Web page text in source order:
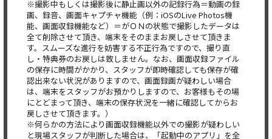
※撮影中もしくは撮影後に静止画以外の記録行為＝動画の録
画、録音、画面キャプチャ機能（例：iOSのLive Photos機
能、画面収録機能など）＝がＯＮの状態で撮影したデータは
全て削除させて頂き、端末をそのままお戻しさせて頂きま
す。スムーズな進行を妨害する不正行為ですので、撮り直
し・特典券のお戻しは致しません。なお、画面収録ファイル
の保存に時間がかかり、スタッフが即時確認しても保存が確
認出来ない状況がありますので、画面録画が疑わしい場合
は、端末をスタッフがお預かりしますので、お客様もその場
にとどまって頂き、端末の保存状況を一緒に確認してからお
戻しさせて頂きます。）
※何らかの方法により画面収録機能以外での撮影が疑わしい
と現場スタッフが判断した場合は、「起動中のアプリ」を全